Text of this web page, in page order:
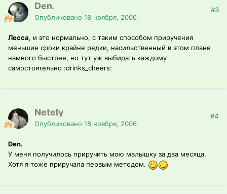
Den.
Опубликовано 18 ноября, 2006
#3
Лесса, и это нормально, с таким способом приручения
меньшие сроки крайне редки, насильственный в этом плане
намного быстрее, но тут уж выбирать каждому
самостоятельно :drinks_cheers:
Netely
Опубликовано 18 ноября, 2006
#4
Den.
У меня получилось приручить мою малышку за два месяца.
Хотя я тоже приручала первым методом.